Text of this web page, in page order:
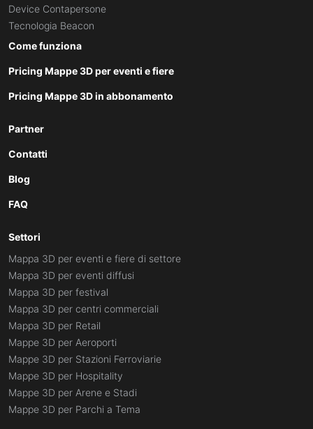
Device Contapersone
Tecnologia Beacon
Come funziona
Pricing Mappe 3D per eventi e fiere
Pricing Mappe 3D in abbonamento
Partner
Contatti
Blog
FAQ
Settori
Mappa 3D per eventi e fiere di settore
Mappa 3D per eventi diffusi
Mappa 3D per festival
Mappa 3D per centri commerciali
Mappa 3D per Retail
Mappe 3D per Aeroporti
Mappe 3D per Stazioni Ferroviarie
Mappe 3D per Hospitality
Mappe 3D per Arene e Stadi
Mappe 3D per Parchi a Tema